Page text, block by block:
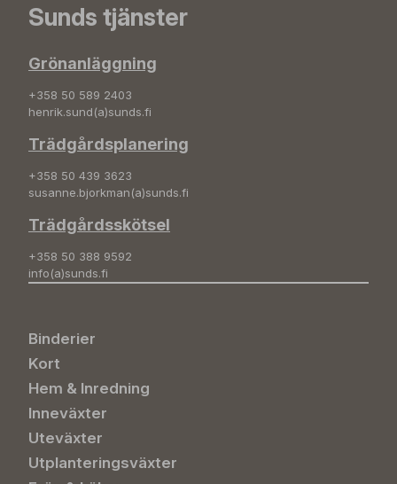
Sunds tjänster
Grönanläggning
+358 50 589 2403
henrik.sund(a)sunds.fi
Trädgårdsplanering
+358 50 439 3623
susanne.bjorkman(a)sunds.fi
Trädgårdsskötsel
+358 50 388 9592
info(a)sunds.fi
Binderier
Kort
Hem & Inredning
Inneväxter
Uteväxter
Utplanteringsväxter